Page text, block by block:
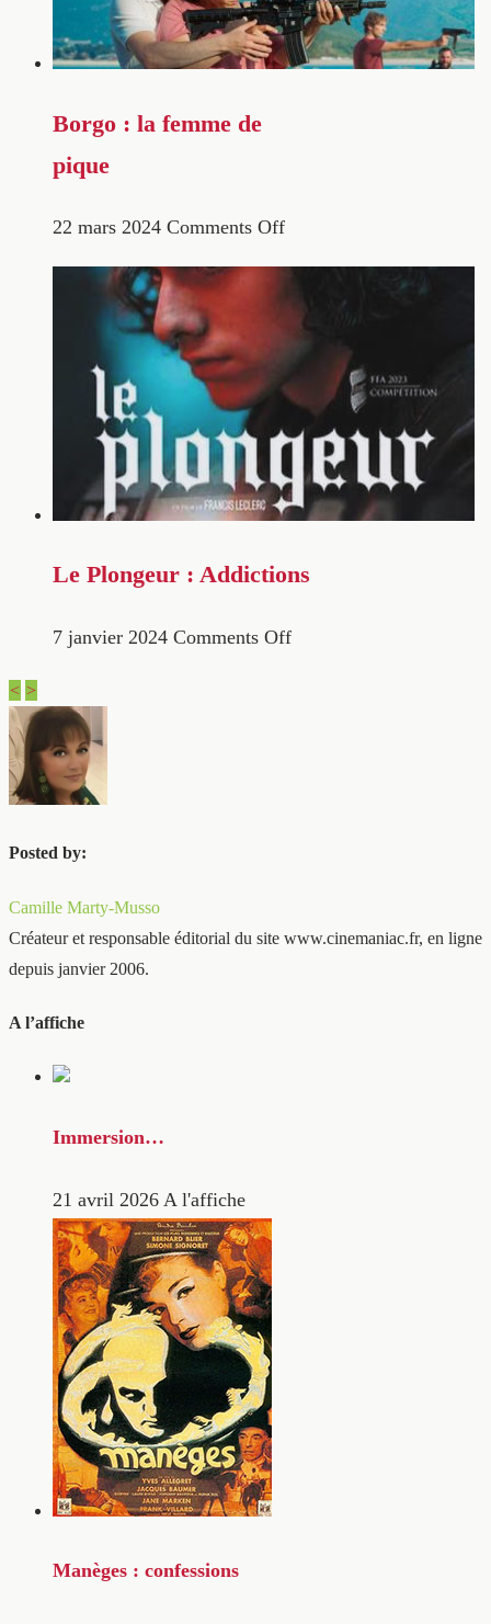
Borgo : la femme de
pique
22 mars 2024 Comments Off
Le Plongeur : Addictions
7 janvier 2024 Comments Off
< >
Posted by:
Camille Marty-Musso
Créateur et responsable éditorial du site www.cinemaniac.fr, en ligne
depuis janvier 2006.
A l’affiche
Immersion…
21 avril 2026 A l'affiche
Manèges : confessions